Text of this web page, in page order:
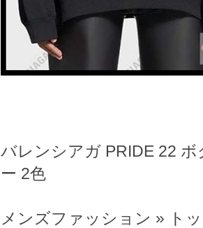
バレンシアガ PRIDE 22
ー 2色
メンズファッション » ト